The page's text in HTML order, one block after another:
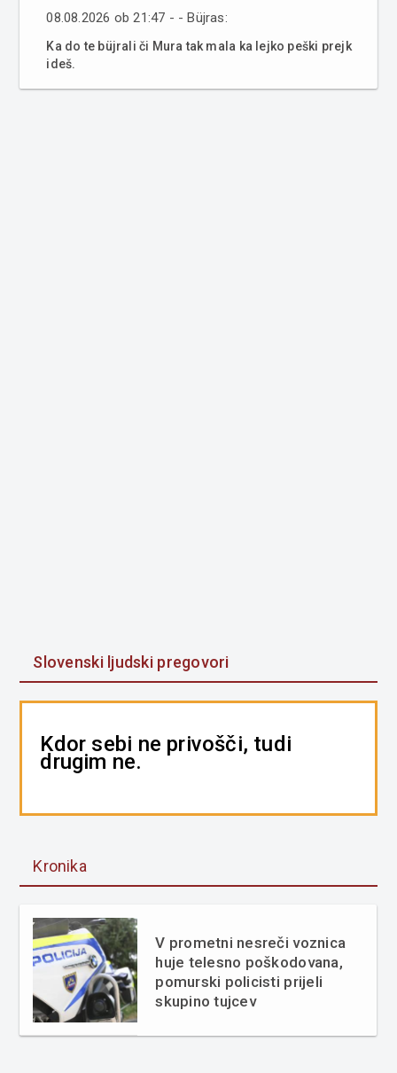
08.08.2026 ob 21:47 - - Büjras:
Ka do te büjrali či Mura tak mala ka lejko peški prejk
ideš.
Slovenski ljudski pregovori
Kdor sebi ne privošči, tudi
drugim ne.
Kronika
V prometni nesreči voznica
huje telesno poškodovana,
pomurski policisti prijeli
skupino tujcev